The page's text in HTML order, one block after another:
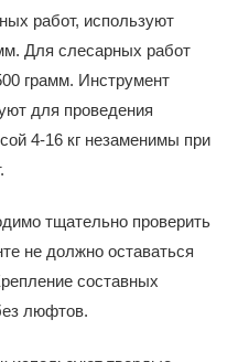
работ, используют
Для слесарных работ
грамм. Инструмент
для проведения
4-16 кг незаменимы при
тщательно проверить
не должно оставаться
составных
люфтов.